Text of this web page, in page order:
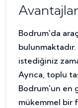
Bodrum'da
istediğiniz
Ayrıca, toplu
Bodrum'un en
mükemmel bir